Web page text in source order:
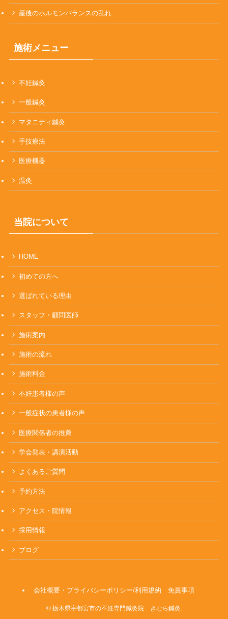
産後のホルモンバランスの乱れ
施術メニュー
不妊鍼灸
一般鍼灸
マタニティ鍼灸
手技療法
医療機器
温灸
当院について
HOME
初めての方へ
選ばれている理由
スタッフ・顧問医師
施術案内
施術の流れ
施術料金
不妊患者様の声
一般症状の患者様の声
医療関係者の推薦
学会発表・講演活動
よくあるご質問
予約方法
アクセス・院情報
採用情報
ブログ
会社概要・プライバシーポリシー/利用規約 免責事項
©栃木県宇都宮市の不妊専門鍼灸院 きむら鍼灸.